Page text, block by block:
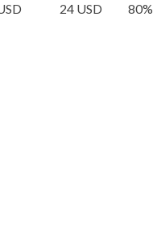
24 USD 80%